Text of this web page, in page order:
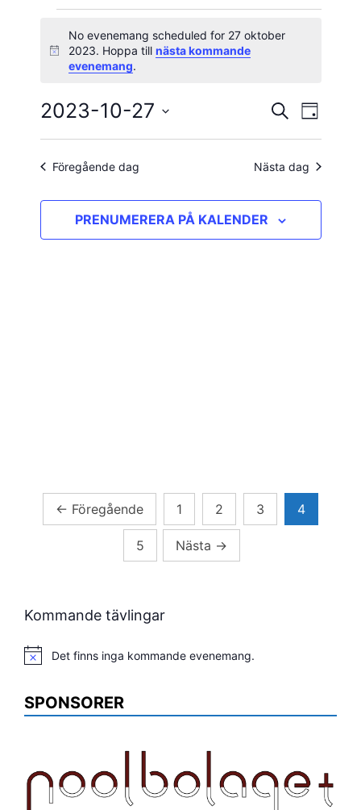
Evenemang
för
27
oktober
2023
Notis
No evenemang scheduled for 27 oktober
2023. Hoppa till nästa kommande
evenemang.
Search
and
Views
SÖK DAG
2023-10-27
Välj
Föregående dag Nästa dag
PRENUMERERA PÅ KALENDER
Sidnumrering
← Föregående 1 2 3 4
5 Nästa →
Kommande tävlingar
Notis Det finns inga kommande evenemang.
SPONSORER